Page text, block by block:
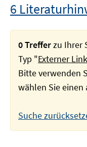
6
0 Trefferzu Ihrer
Typ "Externer Link
Bitte verwenden
wählen Sie einen
Suche